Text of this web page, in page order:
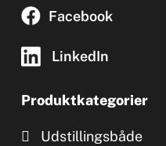
Facebook
LinkedIn
Produktkategorier
Udstillingsbåde